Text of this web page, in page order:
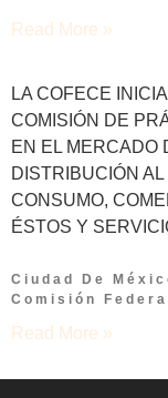
Read More »
LA COFECE
COMISIÓN DE
EN EL MERCADO
DISTRIBUCIÓN
CONSUMO,
ÉSTOS Y
Ciudad De
Comisión
Read More »